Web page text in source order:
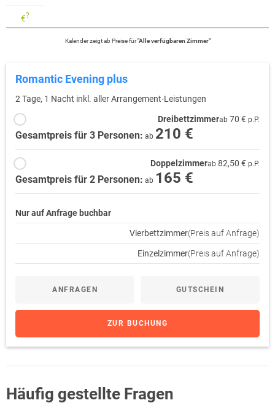
€?
Kalender zeigtab Preise für"Alle verfügbaren Zimmer"
Romantic Evening plus
2 Tage, 1 Nacht inkl. aller Arrangement-Leistungen
Dreibettzimmerab 70 € p.P.
Gesamtpreis für 3 Personen: ab 210 €
Doppelzimmerab 82,50 € p.P.
Gesamtpreis für 2 Personen: ab 165 €
Nur auf Anfrage buchbar
Vierbettzimmer(Preis auf Anfrage)
Einzelzimmer(Preis auf Anfrage)
ANFRAGEN GUTSCHEIN
ZUR BUCHUNG
Häufig gestellte Fragen